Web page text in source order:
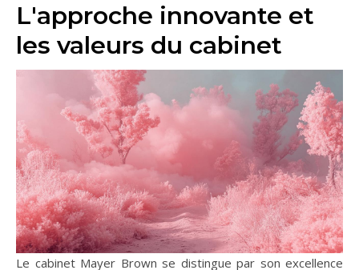
L'approche innovante et
les valeurs du cabinet
Le cabinet Mayer Brown se distingue par son excellence